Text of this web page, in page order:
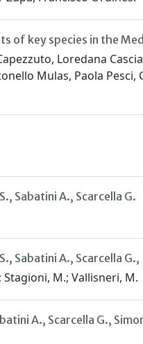
of key species in the
Loredana
Mulas, Paola
Sabatini A., Scarcella G.
Sabatini A., Scarcella G.,
Stagioni, M.; Vallisneri, M.
A., Scarcella G.,